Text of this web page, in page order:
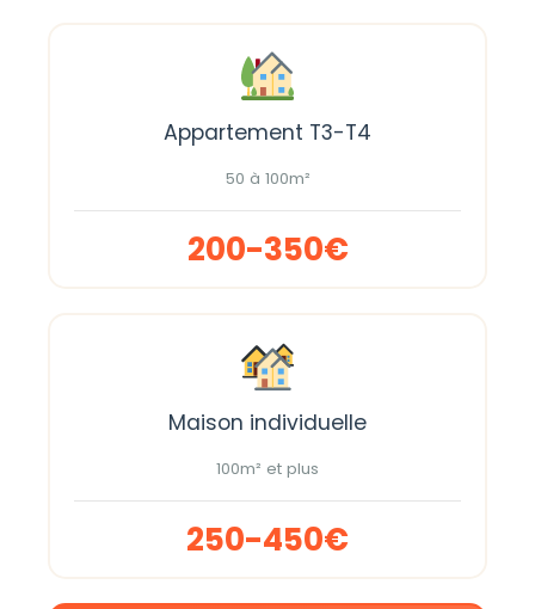
Appartement T3-T4
50 à 100m²
200-350€
Maison individuelle
100m² et plus
250-450€